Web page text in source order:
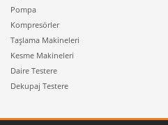
Pompa
Kompresörler
Taşlama Makineleri
Kesme Makineleri
Daire Testere
Dekupaj Testere